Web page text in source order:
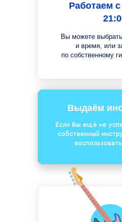
Вы можете
и время, или
по собственному
Работаем
Если Вы ещё не
собственный
Выдаём